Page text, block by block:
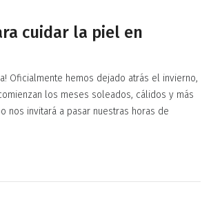
cuidar la piel en
Oficialmente hemos dejado atrás el invierno,
los meses soleados, cálidos y más
nos invitará a pasar nuestras horas de